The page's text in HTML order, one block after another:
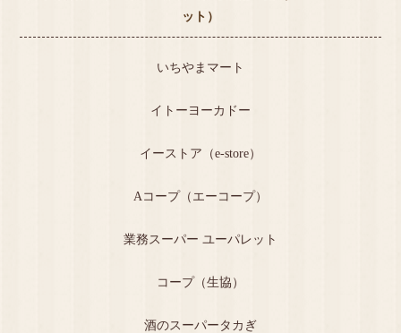
ット）
いちやまマート
イトーヨーカドー
イーストア（e-store）
Aコープ（エーコープ）
業務スーパー ユーパレット
コープ（生協）
酒のスーパータカぎ